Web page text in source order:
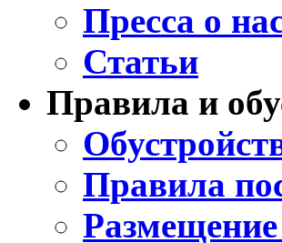
Пресса о
Статьи
Правила и
Правила